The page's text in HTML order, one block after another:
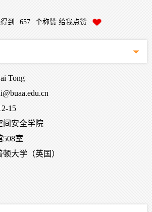
到 657 个称赞 给我点赞
Tong
15
间安全学院
室
大学（英国）